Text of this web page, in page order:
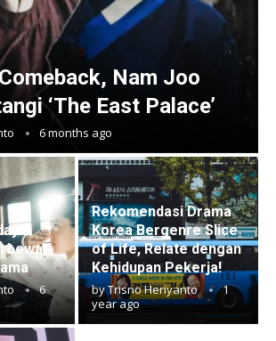
Nam Joo
‘The East Palace’
6 months ago
Lewat
6
Rekomendasi Drama
Korea Bergenre Slice
of Life, Relate dengan
Kehidupan Pekerja!
byTrisno Heriyanto
1
year ago